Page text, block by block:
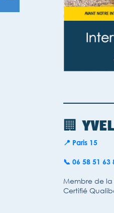
🏢
📍 Paris 15
📞 06 58 51 63
Membre de la
Certifié